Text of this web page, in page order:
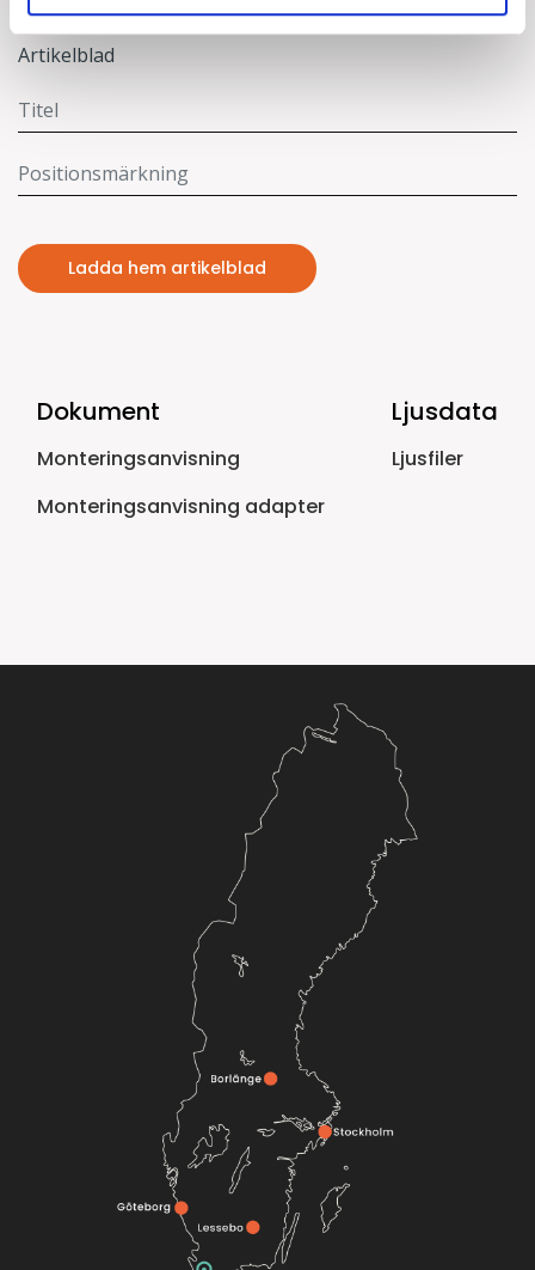
Dokument
Artikelblad
Ladda hem artikelblad
Dokument
Monteringsanvisning
Monteringsanvisning adapter
Ljusdata
Ljusfiler